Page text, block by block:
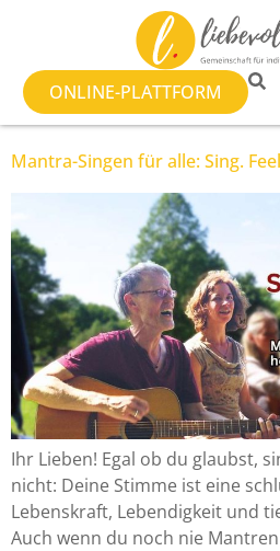
ONLINE-PLATTFORM
Mantra-Singen für alle: Sing.
Ihr Lieben! Egal ob du glaubst,
nicht: Deine Stimme ist eine
Lebenskraft, Lebendigkeit und
Auch wenn du noch nie